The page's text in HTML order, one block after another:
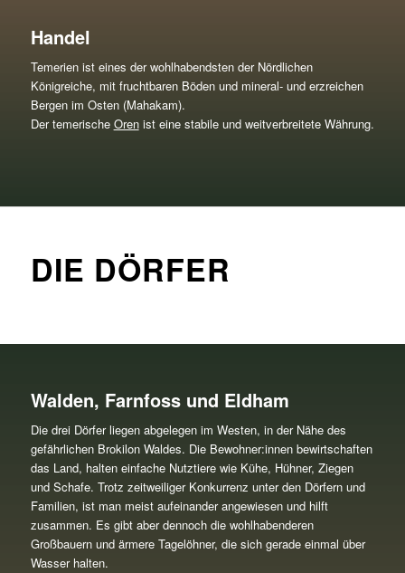
Handel
Temerien ist eines der wohlhabendsten der Nördlichen
Königreiche, mit fruchtbaren Böden und mineral- und erzreichen
Bergen im Osten (Mahakam).
Der temerische Orenist eine stabile und weitverbreitete Währung.
DIE DÖRFER
Walden, Farnfoss und Eldham
Die drei Dörfer liegen abgelegen im Westen, in der Nähe des
gefährlichen Brokilon Waldes. Die Bewohner:innen bewirtschaften
das Land, halten einfache Nutztiere wie Kühe, Hühner, Ziegen
und Schafe. Trotz zeitweiliger Konkurrenz unter den Dörfern und
Familien, ist man meist aufeinander angewiesen und hilft
zusammen. Es gibt aber dennoch die wohlhabenderen
Großbauern und ärmere Tagelöhner, die sich gerade einmal über
Wasser halten.